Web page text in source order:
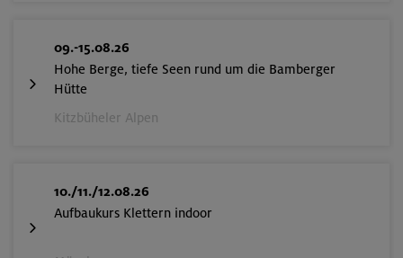
09.-15.08.26
Hohe Berge, tiefe Seen rund um die Bamberger
Hütte
Kitzbüheler Alpen
10./11./12.08.26
Aufbaukurs Klettern indoor